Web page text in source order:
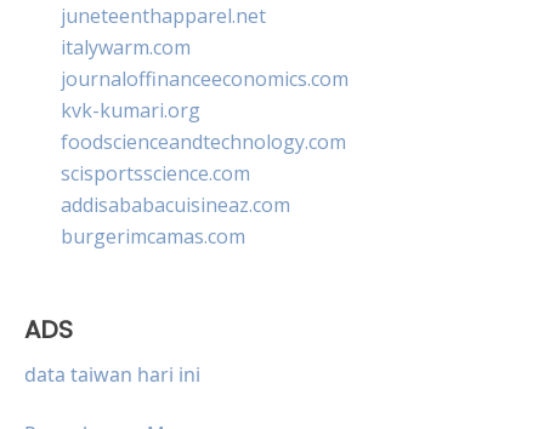
juneteenthapparel.net
italywarm.com
journaloffinanceeconomics.com
kvk-kumari.org
foodscienceandtechnology.com
scisportsscience.com
addisababacuisineaz.com
burgerimcamas.com
ADS
data taiwan hari ini